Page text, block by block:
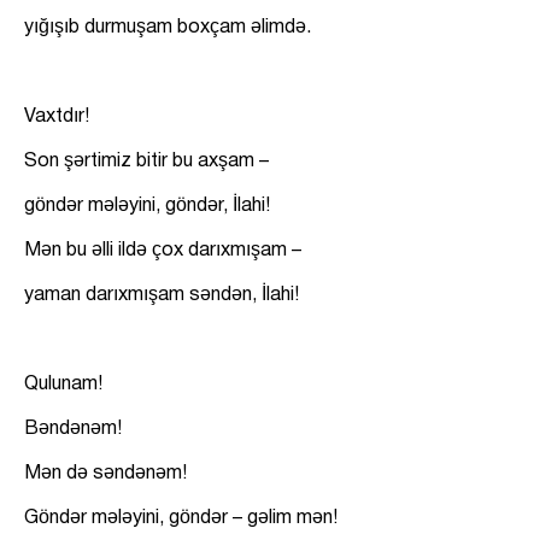
yığışıb durmuşam boxçam əlimdə.
Vaxtdır!
Son şərtimiz bitir bu axşam –
göndər mələyini, göndər, İlahi!
Mən bu əlli ildə çox darıxmışam –
yaman darıxmışam səndən, İlahi!
Qulunam!
Bəndənəm!
Mən də səndənəm!
Göndər mələyini, göndər – gəlim mən!